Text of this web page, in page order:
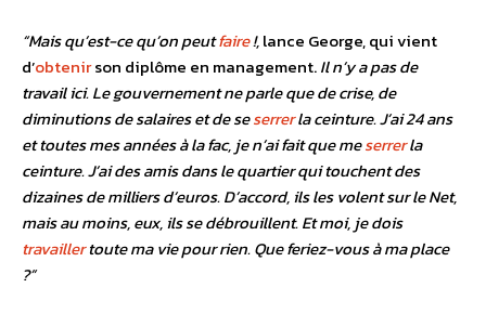
“Mais qu’est-ce qu’on peutfaire!,lance George, qui vient
d’obtenirson diplôme en management.Il n’y a pas de
travail ici. Le gouvernement ne parle que de crise, de
diminutions de salaires et de seserrerla ceinture. J’ai 24 ans
et toutes mes années à la fac, je n’ai fait que meserrerla
ceinture. J’ai des amis dans le quartier qui touchent des
dizaines de milliers d’euros.D’accord, ils les volent sur le Net,
mais au moins, eux, ils se débrouillent. Et moi, je dois
travaillertoute ma vie pour rien. Que feriez-vous à ma place
?”